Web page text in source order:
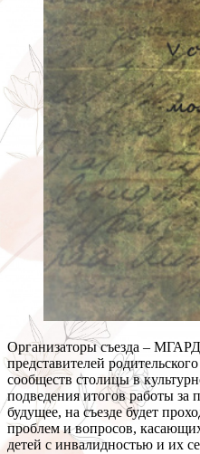
Организаторы съезда –
представителей
сообществ столицы в
подведения итогов работы
будущее, на съезде будет
проблем и вопросов,
детей с инвалидностью и их